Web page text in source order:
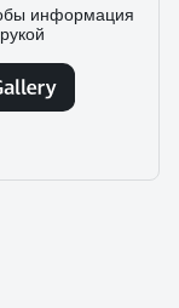
информация